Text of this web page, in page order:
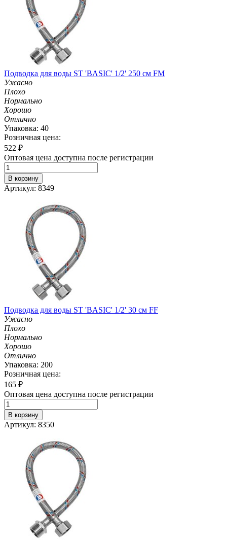
Подводка для воды ST 'BASIC' 1/2' 250 см FM
Ужасно
Плохо
Нормально
Хорошо
Отлично
Упаковка: 40
Розничная цена:
522 ₽
Оптовая цена доступна после регистрации
В корзину
Артикул: 8349
Подводка для воды ST 'BASIC' 1/2' 30 см FF
Ужасно
Плохо
Нормально
Хорошо
Отлично
Упаковка: 200
Розничная цена:
165 ₽
Оптовая цена доступна после регистрации
В корзину
Артикул: 8350